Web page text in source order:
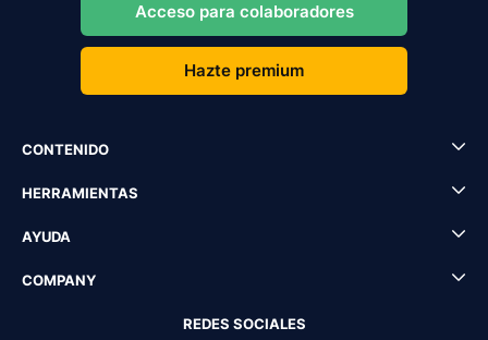
Acceso para colaboradores
Hazte premium
CONTENIDO
HERRAMIENTAS
AYUDA
COMPANY
REDES SOCIALES